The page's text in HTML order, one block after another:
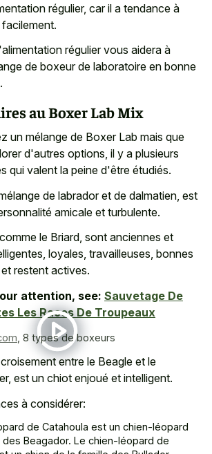
régulier, car il a tendance à
régulier vous aidera à
de boxeur de laboratoire en bonne
au Boxer Lab Mix
un mélange de Boxer Lab mais que
d'autres options, il y a plusieurs
qui valent la peine d'être étudiés.
de labrador et de dalmatien, est
amicale et turbulente.
le Briard, sont anciennes et
loyales, travailleuses, bonnes
restent actives.
attention, see: Sauvetage De
Les Races De Troupeaux
8 types de boxeurs
entre le Beagle et le
est un chiot enjoué et intelligent.
à considérer:
de Catahoula est un chien-léopard
des Beagador. Le chien-léopard de